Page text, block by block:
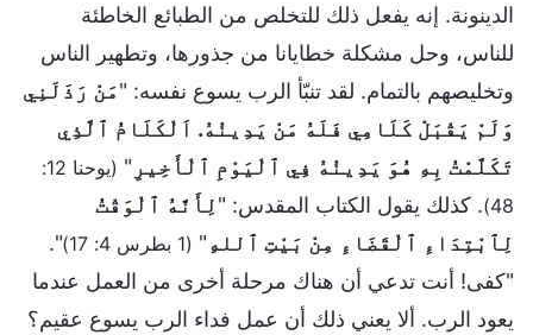
الدينونة. إنه يفعل ذلك للتخلص من الطبائع الخاطئة
للناس، وحل مشكلة خطايانا من جذورها، وتطهير الناس
وتخليصهم بالتمام. لقد تنبّأ الرب يسوع نفسه: "مَنْ رَذَلَنِي
وَلَمْ يَقْبَلْ كَلَامِي فَلَهُ مَنْ يَدِينُهُ. اَلْكَلَامُ ٱلَّذِي
تَكَلَّمْتُ بِهِ هُوَ يَدِينُهُ فِي ٱلْيَوْمِ ٱلْأَخِيرِ "
(يوحنا 12:
48) . كذلك يقول الكتاب المقدس: "لِأَنَّهُ ٱلْوَقْتُ
لِٱبْتِدَاءِ ٱلْقَضَاءِ مِنْ بَيْتِ ٱللهِ" (1 بطرس 4: 17)
".
"كفى! أنت تدعي أن هناك مرحلة أخرى من العمل عندما
يعود الرب. ألا يعني ذلك أن عمل فداء الرب يسوع عقيم؟